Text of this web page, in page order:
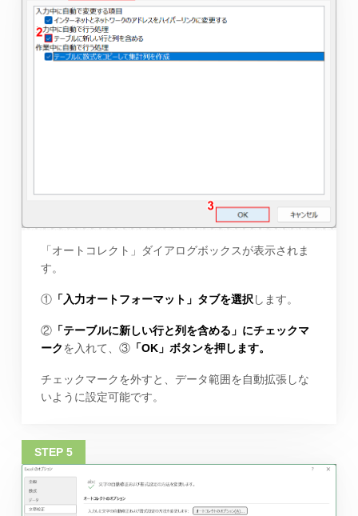
「オートコレクト」ダイアログボックスが表示されま
す。
①「入力オートフォーマット」タブを選択 します。
②「テーブルに新しい行と列を含める」にチェックマ
ークを入れて、③「OK」ボタンを押します。
チェックマークを外すと、データ範囲を自動拡張しな
いように設定可能です。